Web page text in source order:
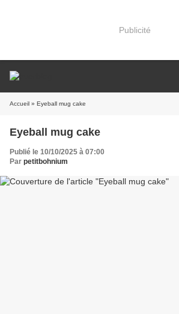
Publicité
Accueil » Eyeball mug cake
Eyeball mug cake
Publié le 10/10/2025 à 07:00
Par petitbohnium